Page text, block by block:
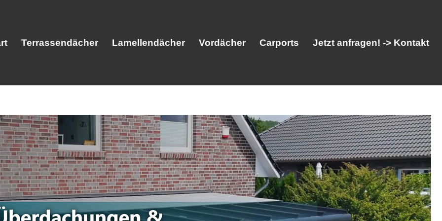
Terrassendächer Lamellendächer Vordächer Carports Jetzt anfragen! -> Kontakt